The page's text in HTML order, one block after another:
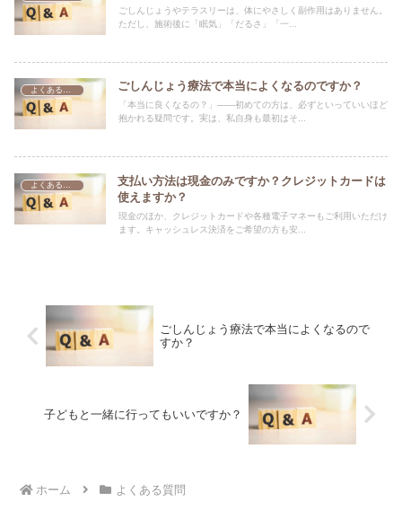
ごしんじょうやテラスリーは、体にやさしく副作用はありません。
ただし、施術後に「眠気」「だるさ」「一...
よくある質問 ごしんじょう療法で本当によくなるのですか？
「本当に良くなるの？」――初めての方は、必ずといっていいほど
抱かれる疑問です。実は、私自身も最初はそ...
よくある質問
支払い方法は現金のみですか？クレジットカードは
使えますか？
現金のほか、クレジットカードや各種電子マネーもご利用いただけ
ます。キャッシュレス決済をご希望の方も安...
ごしんじょう療法で本当によくなるので
すか？
子どもと一緒に行ってもいいですか？
ホーム よくある質問